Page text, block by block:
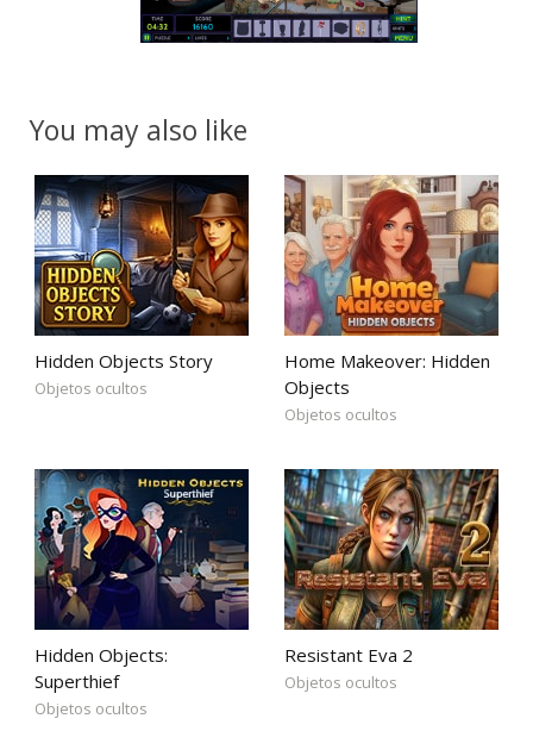
You may also like
Hidden Objects Story
Objetos ocultos
Home Makeover: Hidden
Objects
Objetos ocultos
Hidden Objects:
Superthief
Objetos ocultos
Resistant Eva 2
Objetos ocultos